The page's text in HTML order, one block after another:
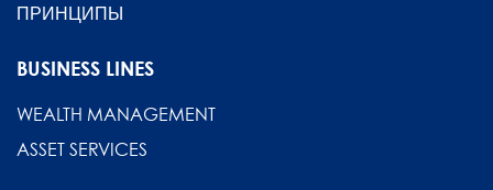
ПРИНЦИПЫ
BUSINESS LINES
WEALTH MANAGEMENT
ASSET SERVICES